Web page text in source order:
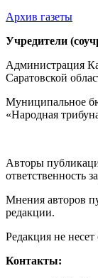
Архив газеты
Учредители
Администрация
Саратовской
Муниципальное
«Народная
Авторы
ответственность
Мнения авторов
редакции.
Редакция не
Контакты: